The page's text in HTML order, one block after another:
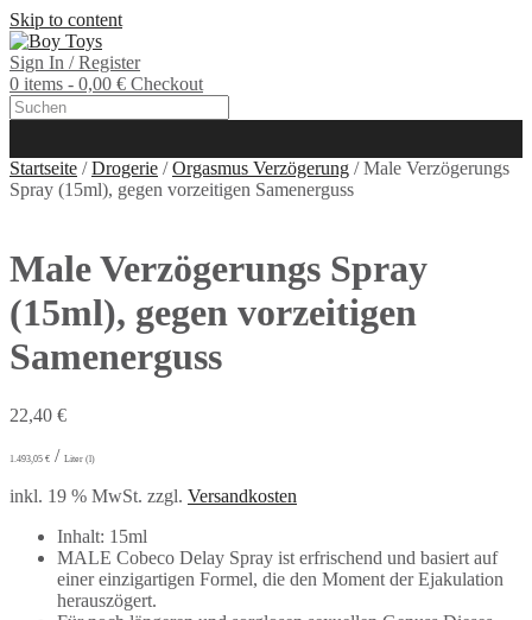
Skip to content
Sign In / Register
0 items - 0,00 € Checkout
Startseite /Drogerie /Orgasmus Verzögerung / Male Verzögerungs
Spray (15ml), gegen vorzeitigen Samenerguss
Male Verzögerungs Spray
(15ml), gegen vorzeitigen
Samenerguss
22,40 €
1.493,05 € / Liter (l)
inkl. 19 % MwSt. zzgl. Versandkosten
Inhalt: 15ml
MALE Cobeco Delay Spray ist erfrischend und basiert auf
einer einzigartigen Formel, die den Moment der Ejakulation
herauszögert.